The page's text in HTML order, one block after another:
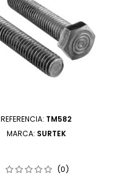
REFERENCIA: TM582
MARCA: SURTEK
SURTEK (0)